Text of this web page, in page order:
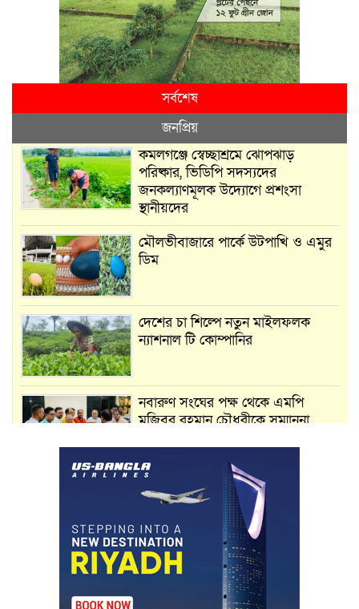
সর্বশেষ
জনপ্রিয়
কমলগঞ্জে স্বেচ্ছাশ্রমে ঝোপঝাড়
পরিষ্কার, ভিডিপি সদস্যদের
জনকল্যাণমূলক উদ্যোগে প্রশংসা
স্থানীয়দের
মৌলভীবাজারে পার্কে উটপাখি ও এমুর
ডিম
দেশের চা শিল্পে নতুন মাইলফলক
ন্যাশনাল টি কোম্পানির
নবারুণ সংঘের পক্ষ থেকে এমপি
মুজিবুর রহমান চৌধুরীকে সম্মাননা
মার্শাল আর্ট ক্লাব কাপে ‘জুসা মার্শাল
আর্ট’ এর সাফল্য, শ্রীমঙ্গলের আয়াত ও
আইরাহ ঝুলিতে ৪ পদক
লাউয়াছড়া জাতীয় উদ্যানের সিএমসি
হিসাবরক্ষক আবজালুল হকের
মৃত্যুতে,এলাকায় শোকের ছায়া